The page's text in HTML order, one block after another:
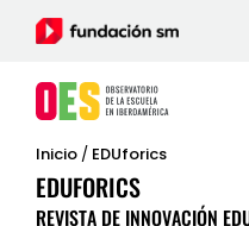
Inicio / EDUforics
EDUFORICS
REVISTA DE INNOVACIÓN